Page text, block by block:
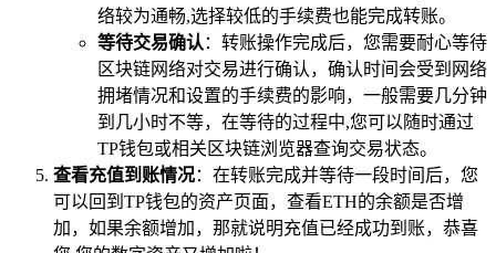
络较为通畅,选择较低的手续费也能完成转账。
等待交易确认 ：转账操作完成后，您需要耐心等待
区块链网络对交易进行确认，确认时间会受到网络
拥堵情况和设置的手续费的影响，一般需要几分钟
到几小时不等，在等待的过程中,您可以随时通过
TP钱包或相关区块链浏览器查询交易状态。
查看充值到账情况：在转账完成并等待一段时间后，您
可以回到TP钱包的资产页面，查看ETH的余额是否增
加，如果余额增加，那就说明充值已经成功到账，恭喜